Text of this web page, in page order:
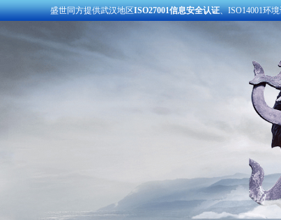
盛世同方提供武汉地区ISO27001信息安全认证、ISO14001环